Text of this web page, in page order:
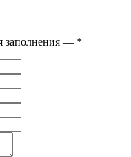
заполнения — *